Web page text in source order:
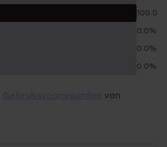
100.0%
0.0%
0.0%
0.0%
van